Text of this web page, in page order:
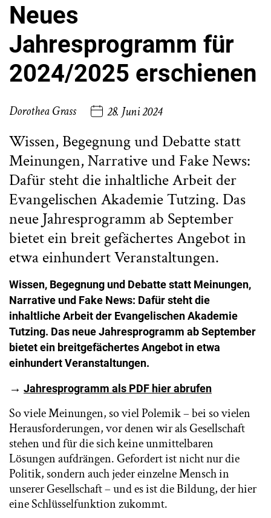
Neues
Jahresprogramm für
2024/2025 erschienen
Dorothea Grass 28. Juni 2024
Wissen, Begegnung und Debatte statt
Meinungen, Narrative und Fake News:
Dafür steht die inhaltliche Arbeit der
Evangelischen Akademie Tutzing. Das
neue Jahresprogramm ab September
bietet ein breit gefächertes Angebot in
etwa einhundert Veranstaltungen.
Wissen, Begegnung und Debatte statt Meinungen,
Narrative und Fake News: Dafür steht die
inhaltliche Arbeit der Evangelischen Akademie
Tutzing. Das neue Jahresprogramm ab September
bietet ein breitgefächertes Angebot in etwa
einhundert Veranstaltungen.
→ Jahresprogramm als PDF hier abrufen
So viele Meinungen, so viel Polemik – bei so vielen
Herausforderungen, vor denen wir als Gesellschaft
stehen und für die sich keine unmittelbaren
Lösungen aufdrängen. Gefordert ist nicht nur die
Politik, sondern auch jeder einzelne Mensch in
unserer Gesellschaft – und es ist die Bildung, der hier
eine Schlüsselfunktion zukommt.